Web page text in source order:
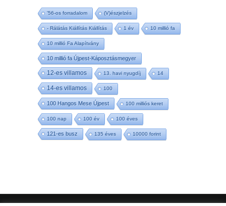
'56-os forradalom (V)észjelzés
- Rálátás Kiállítás Kiállítás 1 év 10 millió fa
10 millió Fa Alapítvány
10 millió fa Újpest-Káposztásmegyer
12-es villamos 13. havi nyugdíj 14
14-es villamos 100
100 Hangos Mese Újpest 100 milliós keret
100 nap 100 év 100 éves
121-es busz 135 éves 10000 forint